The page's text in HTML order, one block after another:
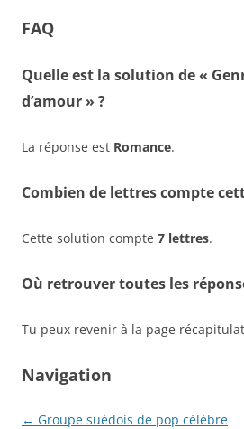
FAQ
Quelle est la solution de «
d’amour » ?
La réponse est Romance.
Combien de lettres compte
Cette solution compte 7 lettres.
Où retrouver toutes les
Tu peux revenir à la page
Navigation
← Groupe suédois de pop célèbre